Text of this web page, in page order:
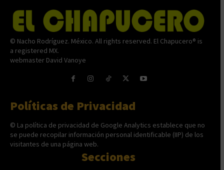
© Nacho Rodríguez. México. All rights reserved. El Chapucero® is
a registered MX.
webmaster David Vanoye
Políticas de Privacidad
© La política de privacidad de Google Analytics establece que no
se puede recopilar información personal identificable (IIP) de los
visitantes de una página web.
Secciones